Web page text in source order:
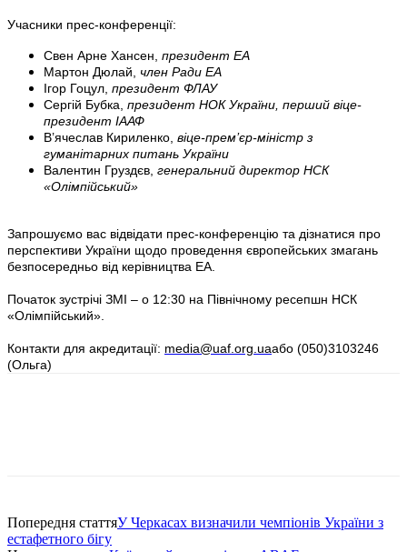
Учасники прес-конференції:
Свен Арне Хансен, президент ЕА
Мартон Дюлай, член Ради ЕА
Ігор Гоцул, президент ФЛАУ
Сергій Бубка, президент НОК України, перший віце-
президент ІААФ
В’ячеслав Кириленко, віце-прем’єр-міністр з
гуманітарних питань України
Валентин Груздєв, генеральний директор НСК
«Олімпійський»
Запрошуємо вас відвідати прес-конференцію та дізнатися про
перспективи України щодо проведення європейських змагань
безпосередньо від керівництва ЕА.
Початок зустрічі ЗМІ – о 12:30 на Північному ресепшн НСК
«Олімпійський».
Контакти для акредитації: media@uaf.org.uaабо (050)3103246
(Ольга)
Попередня статтяУ Черкасах визначили чемпіонів України з
естафетного бігу